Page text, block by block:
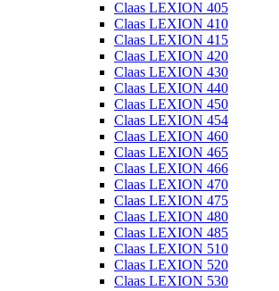
Claas LEXION 405
Claas LEXION 410
Claas LEXION 415
Claas LEXION 420
Claas LEXION 430
Claas LEXION 440
Claas LEXION 450
Claas LEXION 454
Claas LEXION 460
Claas LEXION 465
Claas LEXION 466
Claas LEXION 470
Claas LEXION 475
Claas LEXION 480
Claas LEXION 485
Claas LEXION 510
Claas LEXION 520
Claas LEXION 530